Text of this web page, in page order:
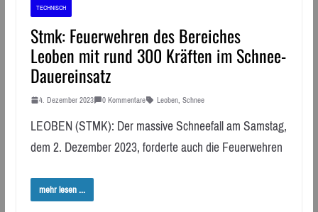
TECHNISCH
Stmk: Feuerwehren des Bereiches
Leoben mit rund 300 Kräften im Schnee-
Dauereinsatz
4. Dezember 2023 0 Kommentare Leoben, Schnee
LEOBEN (STMK): Der massive Schneefall am Samstag,
dem 2. Dezember 2023, forderte auch die Feuerwehren
mehr lesen ...